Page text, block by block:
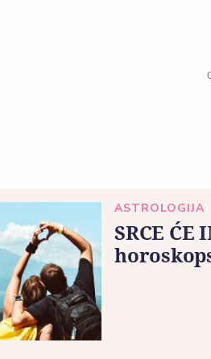
ASTROLOGIJA
SRCE ĆE